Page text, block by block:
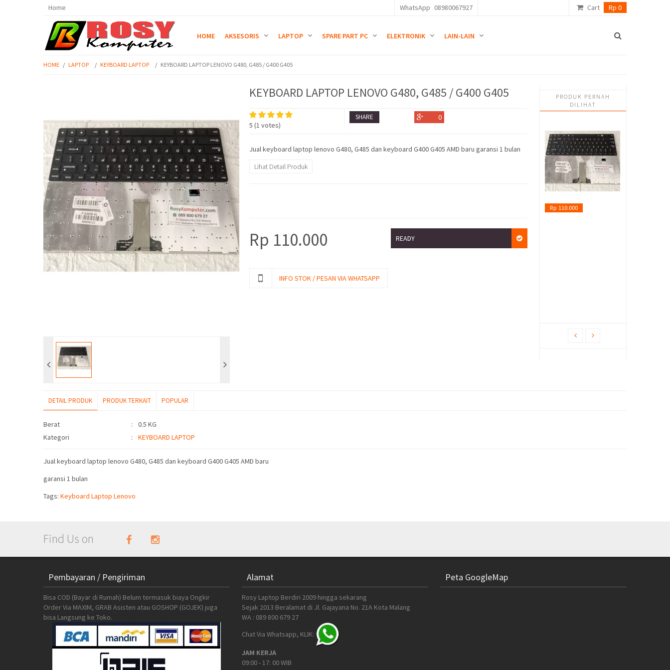
Home WhatsApp 08980067927 Cart Rp 0
HOME AKSESORIS LAPTOP SPARE PART PC ELEKTRONIK LAIN-LAIN
HOME / LAPTOP / KEYBOARD LAPTOP / KEYBOARD LAPTOP LENOVO G480, G485 / G400 G405
KEYBOARD LAPTOP LENOVO G480, G485 / G400 G405
5 (1 votes)
SHARE 0
Jual keyboard laptop lenovo G480, G485 dan keyboard G400 G405 AMD baru garansi 1 bulan
Lihat Detail Produk
READY
Rp 110.000
INFO STOK / PESAN VIA WHATSAPP
PRODUK PERNAH
DILIHAT
Rp 110.000
DETAIL PRODUK PRODUK TERKAIT POPULAR
Detail Produk
Berat :
0.5 KG
Kategori
: KEYBOARD LAPTOP
Jual keyboard laptop lenovo G480, G485 dan keyboard G400 G405 AMD baru
garansi 1 bulan
Tags: Keyboard Laptop Lenovo
Find Us on
Pembayaran / Pengiriman
Bisa COD (Bayar di Rumah) Belum termasuk biaya Ongkir
Order Via MAXIM, GRAB Asisten atau GOSHOP (GOJEK) juga
bisa Langsung ke Toko.
Alamat
Rosy Laptop Berdiri 2009 hingga sekarang
Sejak 2013 Beralamat di Jl. Gajayana No. 21A Kota Malang
WA : 089 800 679 27
Chat Via Whatsapp, KLIK:
JAM KERJA
09:00 - 17: 00 WIB
Peta GoogleMap